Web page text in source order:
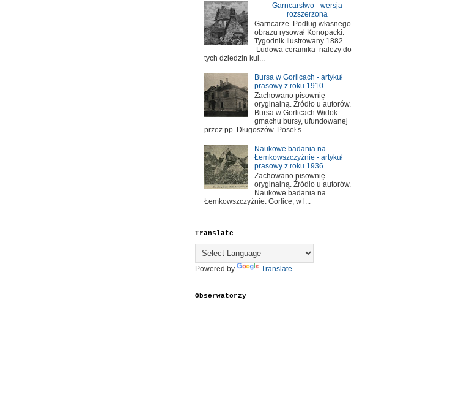
Garncarstwo - wersja
rozszerzona
Garncarze. Podług własnego
obrazu rysował Konopacki.
Tygodnik Ilustrowany 1882.
Ludowa ceramika należy do
tych dziedzin kul...
Bursa w Gorlicach - artykuł
prasowy z roku 1910.
Zachowano pisownię
oryginalną. Źródło u autorów.
Bursa w Gorlicach Widok
gmachu bursy, ufundowanej
przez pp. Długoszów. Poseł s...
Naukowe badania na
Łemkowszczyźnie - artykuł
prasowy z roku 1936.
Zachowano pisownię
oryginalną. Źródło u autorów.
Naukowe badania na
Łemkowszczyźnie. Gorlice, w l...
Translate
Powered by Translate
Obserwatorzy